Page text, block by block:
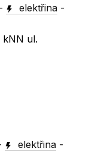
- elektřina -
kNN ul.
elektřina -